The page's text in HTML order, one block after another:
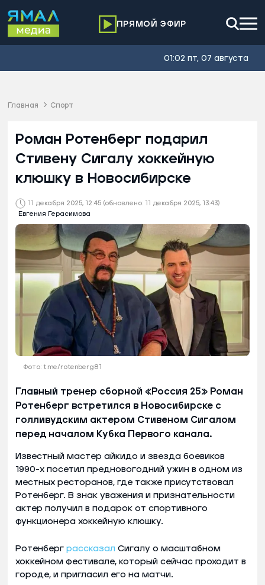
ПРЯМОЙ ЭФИР
01:02 пт, 07 августа
Главная Спорт
11 декабря 2025, 12:45 (обновлено: 11 декабря 2025, 13:43)
Евгения Герасимова
Роман Ротенберг подарил
Стивену Сигалу хоккейную
клюшку в Новосибирске
Фото: t.me/rotenberg81
Главный тренер сборной «Россия 25» Роман
Ротенберг встретился в Новосибирске с
голливудским актером Стивеном Сигалом
перед началом Кубка Первого канала.
Известный мастер айкидо и звезда боевиков
1990-х посетил предновогодний ужин в одном из
местных ресторанов, где также присутствовал
Ротенберг. В знак уважения и признательности
актер получил в подарок от спортивного
функционера хоккейную клюшку.
Ротенберг рассказал Сигалу о масштабном
хоккейном фестивале, который сейчас проходит в
городе, и пригласил его на матчи.